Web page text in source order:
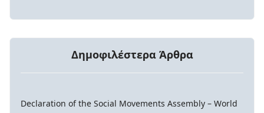
Δημοφιλέστερα Άρθρα
Declaration of the Social Movements Assembly – World